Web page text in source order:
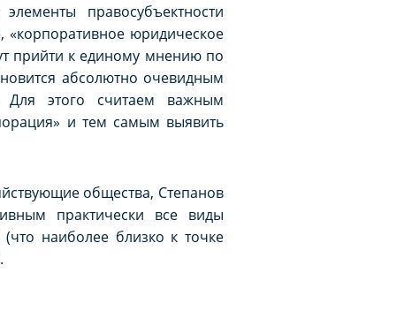
правосубъектности
«корпоративное юридическое
прийти к единому мнению по
абсолютно очевидным
Для этого считаем важным
и тем самым выявить
общества, Степанов
практически все виды
наиболее близко к точке